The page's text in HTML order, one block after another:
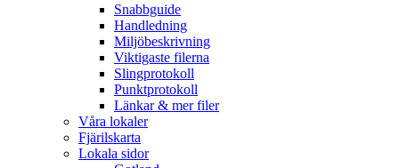
Snabbguide
Handledning
Miljöbeskrivning
Viktigaste filerna
Slingprotokoll
Punktprotokoll
Länkar & mer filer
Våra lokaler
Fjärilskarta
Lokala sidor